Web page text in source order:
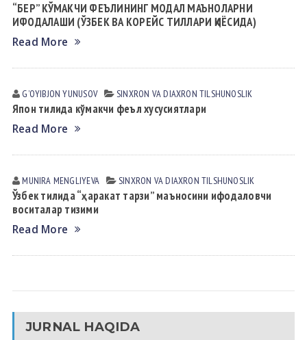
“БЕР” КЎМАКЧИ ФЕЪЛИНИНГ МОДАЛ МАЪНОЛАРНИ
ИФОДАЛАШИ (ЎЗБЕК ВА КОРЕЙС ТИЛЛАРИ ҚИЁСИДА)
Read More
GʼOYIBJON YUNUSOV SINXRON VА DIАXRON TILSHUNOSLIK
Япон тилида кўмакчи феъл хусусиятлари
Read More
MUNIRA MENGLIYEVA SINXRON VА DIАXRON TILSHUNOSLIK
Ўзбек тилида “ҳаракат тарзи” маъносини ифодаловчи
воситалар тизими
Read More
JURNAL HAQIDA